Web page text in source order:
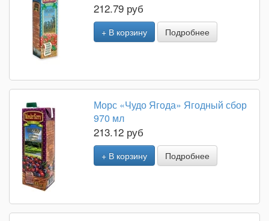
212.79 руб
+ В корзину Подробнее
Морс «Чудо Ягода» Ягодный сбор
970 мл
213.12 руб
+ В корзину Подробнее